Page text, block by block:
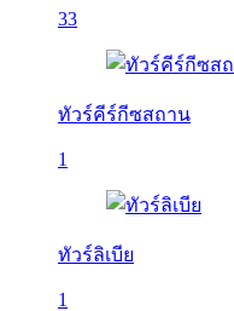
33
ทัวร์คีร์กีซสถาน
1
ทัวร์ลิเบีย
1